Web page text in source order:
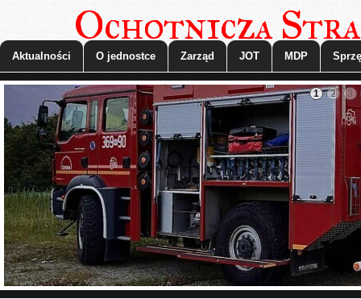
Aktualności O jednostce Zarząd JOT MDP
Ochotnicza
1 2 3